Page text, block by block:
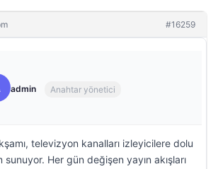
#16259
admin Anahtar yönetici
televizyon kanalları izleyicilere dolu
Her gün değişen yayın akışları